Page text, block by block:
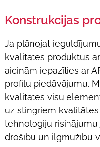
Konstrukcijas
Ja plānojat
kvalitātes produktus
aicinām iepazīties ar
profilu piedāvājumu.
kvalitātes visu
uz stingriem
tehnoloģiju risinājumu
drošību un ilgmūžību